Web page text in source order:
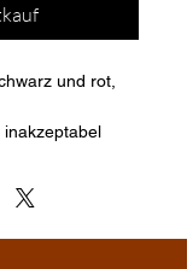
und rot,
inakzeptabel